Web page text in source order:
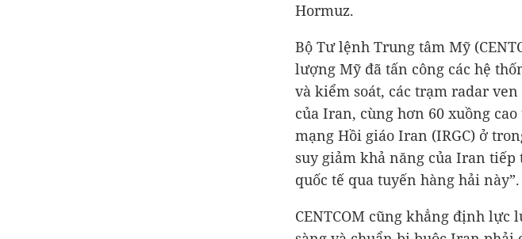
Hormuz.
Bộ Tư lệnh Trung tâm Mỹ
lượng Mỹ đã tấn công các hệ
và kiểm soát, các trạm radar
của Iran, cùng hơn 60 xuồng
mạng Hồi giáo Iran (IRGC) ở
suy giảm khả năng của Iran
quốc tế qua tuyến hàng hải này”.
CENTCOM cũng khẳng định